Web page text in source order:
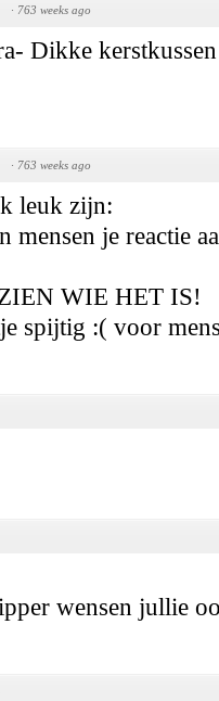
· 763 weeks ago
Dikke
· 763 weeks ago
leuk zijn:
mensen je reactie
WIE HET IS!
spijtig :( voor
wensen jullie